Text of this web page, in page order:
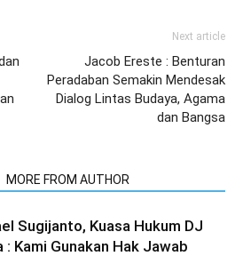
Next article
Jacob Ereste : Benturan
Peradaban Semakin Mendesak
Dialog Lintas Budaya, Agama
dan Bangsa
MORE FROM AUTHOR
Sugijanto, Kuasa Hukum DJ
: Kami Gunakan Hak Jawab